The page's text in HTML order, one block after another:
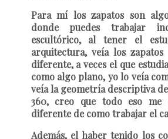
Para mí los zapatos son
donde puedes trabajar
escultórico, al tener el
arquitectura, veía los
diferente, a veces el que
como algo plano, yo lo veía
veía la geometría descriptiva
360, creo que todo eso me
diferente de como trabajar el
Además, el haber tenido los